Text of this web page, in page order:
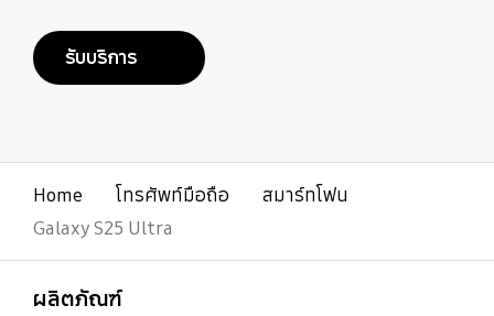
รับบริการ
Home โทรศัพท์มือถือ
สมาร์ทโฟน
Galaxy S25 Ultra
ผลิตภัณฑ์